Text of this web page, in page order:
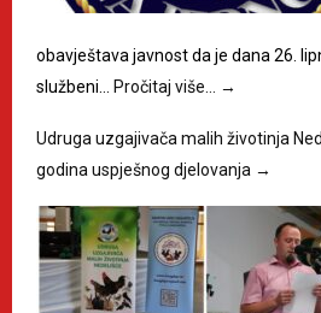
obavještava javnost da je dana 26.
službeni…
Pročitaj više… →
Udruga uzgajivača malih životinja
godina uspješnog djelovanja →